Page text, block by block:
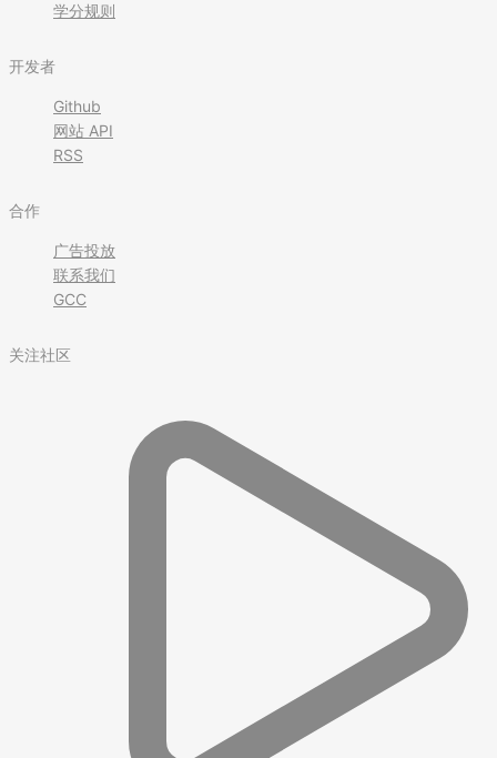
学分规则
开发者
Github
网站 API
RSS
合作
广告投放
联系我们
GCC
关注社区